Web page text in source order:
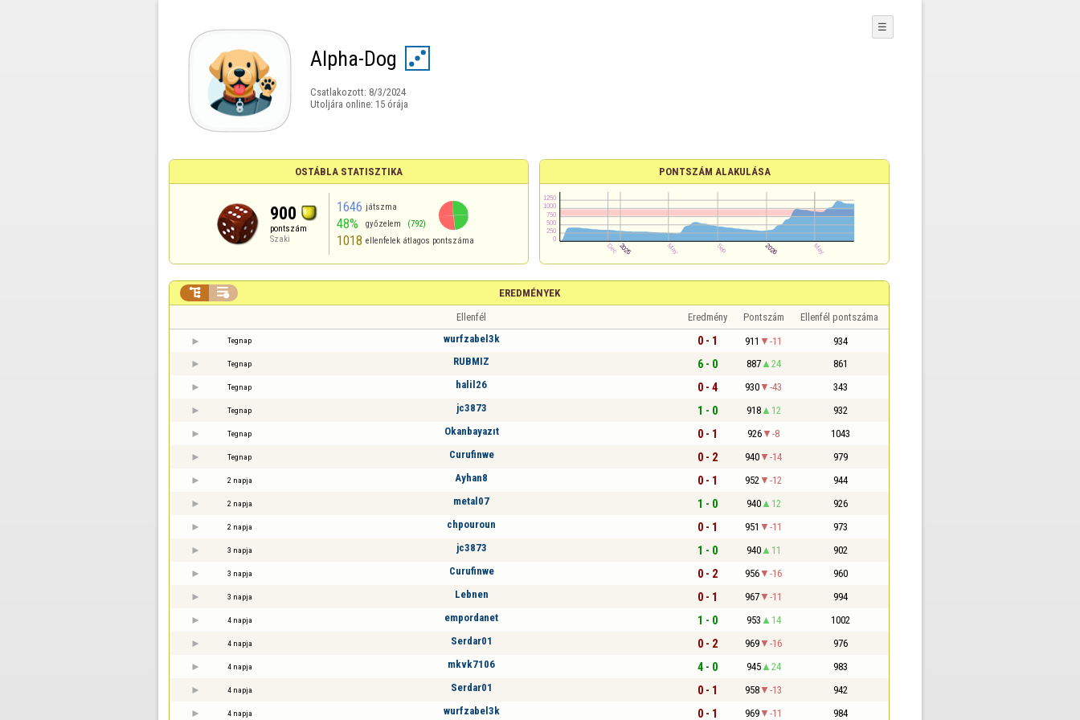
Alpha-Dog
Csatlakozott: 8/3/2024
Utoljára online: 15 órája
☰
OSTÁBLA STATISZTIKA
900
pontszám
Szaki
1646 játszma
48% győzelem (792)
1018 ellenfelek átlagos pontszáma
PONTSZÁM ALAKULÁSA
EREDMÉNYEK
 
Ellenfél Eredmény Pontszám Ellenfél pontszáma
Tegnap wurfzabel3k 0 - 1 911 -11 934
Tegnap RUBMIZ 6 - 0 887 24 861
Tegnap halil26 0 - 4 930 -43 343
Tegnap jc3873 1 - 0 918 12 932
Tegnap Okanbayazıt 0 - 1 926 -8 1043
Tegnap Curufinwe 0 - 2 940 -14 979
2 napja Ayhan8 0 - 1 952 -12 944
2 napja metal07 1 - 0 940 12 926
2 napja chpouroun 0 - 1 951 -11 973
3 napja jc3873 1 - 0 940 11 902
3 napja Curufinwe 0 - 2 956 -16 960
3 napja Lebnen 0 - 1 967 -11 994
4 napja empordanet 1 - 0 953 14 1002
4 napja Serdar01 0 - 2 969 -16 976
4 napja mkvk7106 4 - 0 945 24 983
4 napja Serdar01 0 - 1 958 -13 942
4 napja wurfzabel3k 0 - 1 969 -11 984